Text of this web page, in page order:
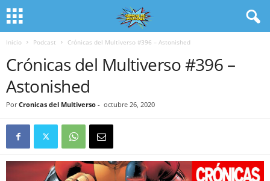
Inicio Podcast Crónicas del Multiverso #396 – Astonished
Crónicas del Multiverso #396 –
Astonished
Por Cronicas del Multiverso - octubre 26, 2020